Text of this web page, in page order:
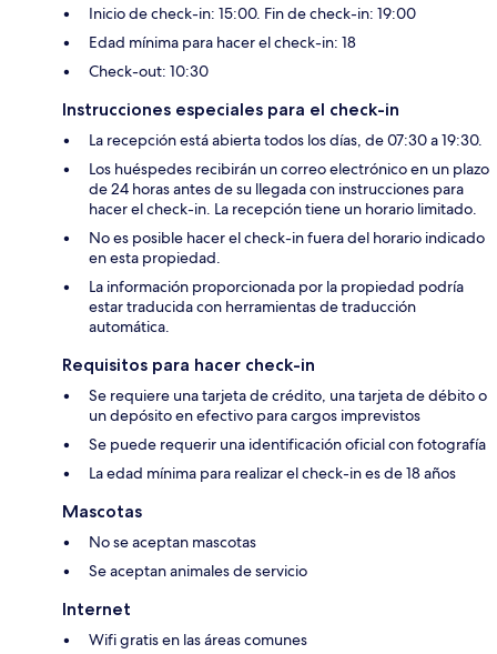
Inicio de check-in: 15:00. Fin de check-in: 19:00
Edad mínima para hacer el check-in: 18
Check-out: 10:30
Instrucciones especiales para el check-in
La recepción está abierta todos los días, de 07:30 a 19:30.
Los huéspedes recibirán un correo electrónico en un plazo
de 24 horas antes de su llegada con instrucciones para
hacer el check-in. La recepción tiene un horario limitado.
No es posible hacer el check-in fuera del horario indicado
en esta propiedad.
La información proporcionada por la propiedad podría
estar traducida con herramientas de traducción
automática.
Requisitos para hacer check-in
Se requiere una tarjeta de crédito, una tarjeta de débito o
un depósito en efectivo para cargos imprevistos
Se puede requerir una identificación oficial con fotografía
La edad mínima para realizar el check-in es de 18 años
Mascotas
No se aceptan mascotas
Se aceptan animales de servicio
Internet
Wifi gratis en las áreas comunes